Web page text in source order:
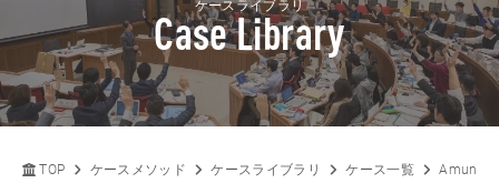
ケースライブラリ
Case Library
TOP ケースメソッド ケースライブラリ ケース一覧 Amundi